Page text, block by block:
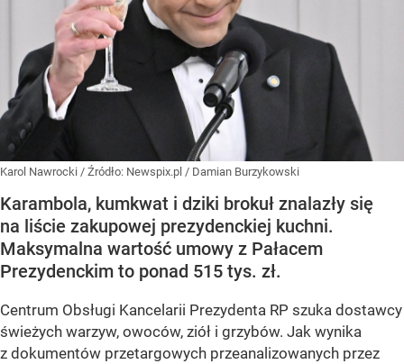
Karol Nawrocki / Źródło: Newspix.pl / Damian Burzykowski
Karambola, kumkwat i dziki brokuł znalazły się
na liście zakupowej prezydenckiej kuchni.
Maksymalna wartość umowy z Pałacem
Prezydenckim to ponad 515 tys. zł.
Centrum Obsługi Kancelarii Prezydenta RP szuka dostawcy
świeżych warzyw, owoców, ziół i grzybów. Jak wynika
z dokumentów przetargowych przeanalizowanych przez